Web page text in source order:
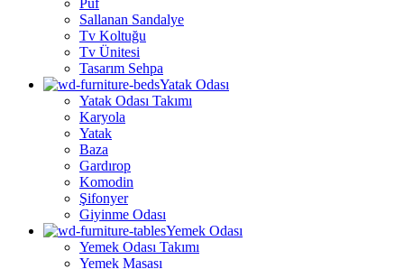
Puf
Sallanan Sandalye
Tv Koltuğu
Tv Ünitesi
Tasarım Sehpa
Yatak Odası
Yatak Odası Takımı
Karyola
Yatak
Baza
Gardırop
Komodin
Şifonyer
Giyinme Odası
Yemek Odası
Yemek Odası Takımı
Yemek Masası